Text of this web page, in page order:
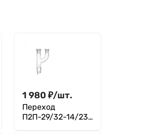
1 980 ₽/шт.
Переход
П2П-29/32-14/23-